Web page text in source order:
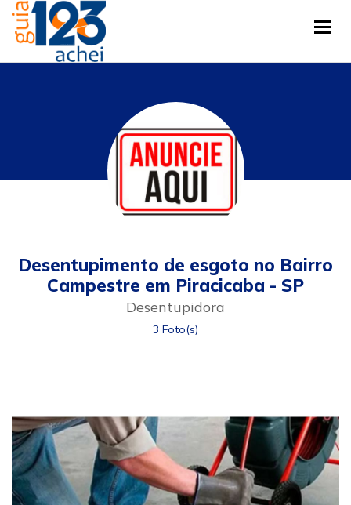
Desentupimento de esgoto no Bairro
Campestre em Piracicaba - SP
Desentupidora
3 Foto(s)